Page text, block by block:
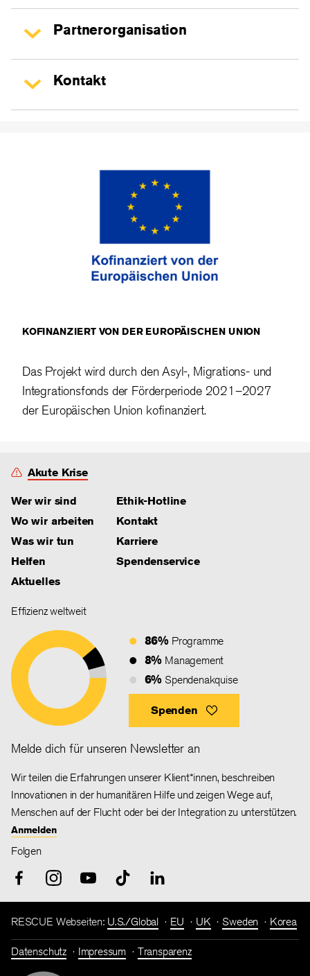
Partnerorganisation
Kontakt
KOFINANZIERT VON DER EUROPÄISCHEN UNION
Das Projekt wird durch den Asyl-, Migrations- und
Integrationsfonds der Förderperiode 2021–2027
der Europäischen Union kofinanziert.
Akute Krise
Wer wir sind
Wo wir arbeiten
Was wir tun
Helfen
Aktuelles
Ethik-Hotline
Kontakt
Karriere
Spendenservice
Effizienz weltweit
86% Programme
8% Management
6% Spendenakquise
Spenden
Melde dich für unseren Newsletter an
Wir teilen die Erfahrungen unserer Klient*innen, beschreiben
Innovationen in der humanitären Hilfe und zeigen Wege auf,
Menschen auf der Flucht oder bei der Integration zu unterstützen.
Anmelden
Folgen
RESCUE Webseiten: U.S./Global EU UK Sweden Korea
Datenschutz Impressum Transparenz